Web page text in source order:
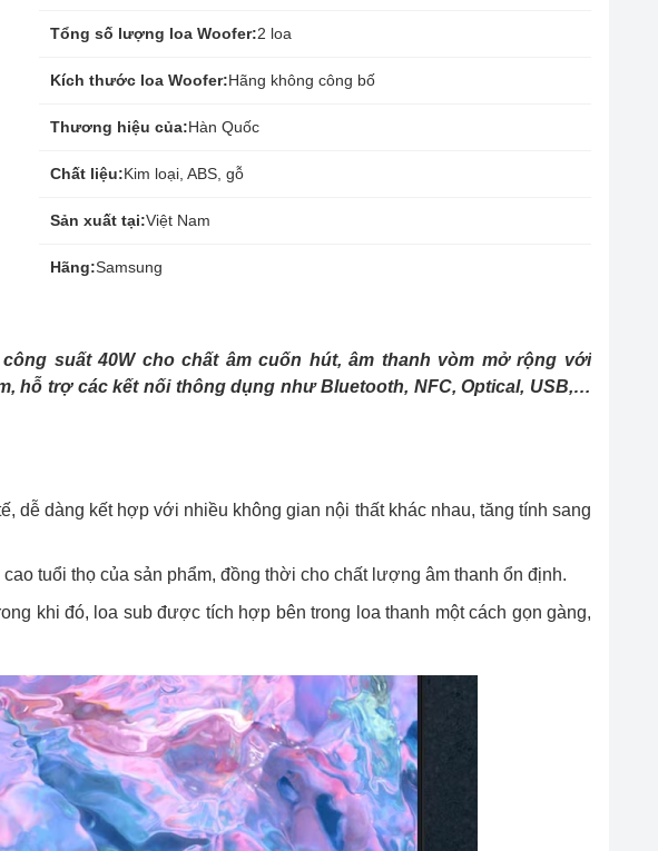
Tổng số lượng loa Woofer:2 loa
Kích thước loa Woofer:Hãng không công bố
Thương hiệu của:Hàn Quốc
Chất liệu:Kim loại, ABS, gỗ
Sản xuất tại:Việt Nam
Hãng:Samsung
suất 40W cho chất âm cuốn hút, âm thanh vòm mở rộng với
hỗ trợ các kết nối thông dụng như Bluetooth, NFC, Optical, USB,…
dễ dàng kết hợp với nhiều không gian nội thất khác nhau, tăng tính sang
tuổi thọ của sản phẩm, đồng thời cho chất lượng âm thanh ổn định.
khi đó, loa sub được tích hợp bên trong loa thanh một cách gọn gàng,